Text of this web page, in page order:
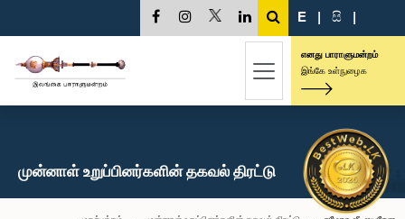
E | සි |
எனது பாராளுமன்றம்
இங்கே உள்நுழைக
முன்னாள் உறுப்பினர்களின் தகவல் திரட்டு